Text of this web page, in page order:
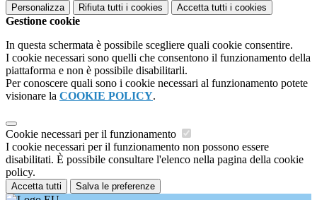
Personalizza Rifiuta tutti i cookies Accetta tutti i cookies
Gestione cookie
In questa schermata è possibile scegliere quali cookie consentire.
I cookie necessari sono quelli che consentono il funzionamento della
piattaforma e non è possibile disabilitarli.
Per conoscere quali sono i cookie necessari al funzionamento potete
visionare la COOKIE POLICY.
Cookie necessari per il funzionamento
I cookie necessari per il funzionamento non possono essere
disabilitati. È possibile consultare l'elenco nella pagina della cookie
policy.
Accetta tutti Salva le preferenze